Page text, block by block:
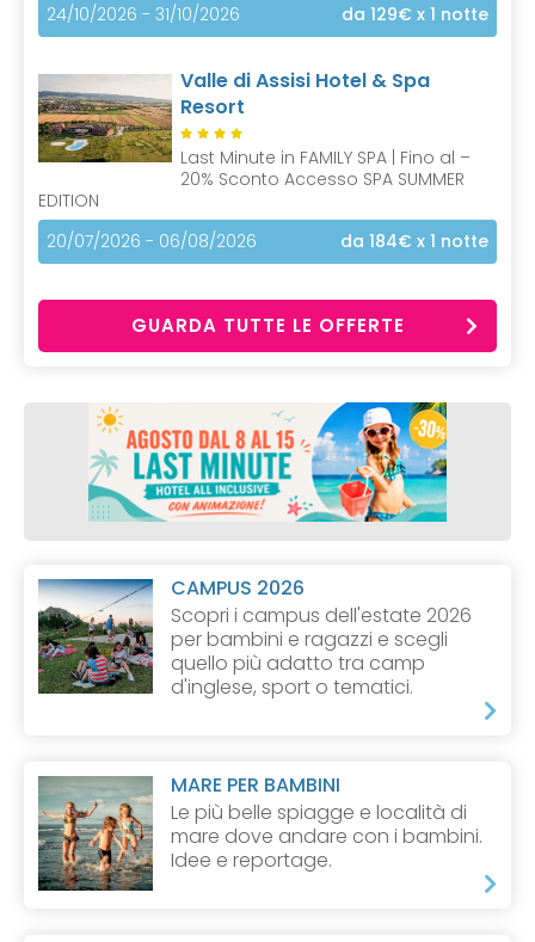
24/10/2026 - 31/10/2026 da 129€ x 1 notte
Valle di Assisi Hotel & Spa
Resort
Last Minute in FAMILY SPA | Fino al –
20% Sconto Accesso SPA SUMMER
EDITION
20/07/2026 - 06/08/2026
da 184€ x 1 notte
GUARDA TUTTE LE OFFERTE
CAMPUS 2026
Scopri i campus dell'estate 2026
per bambini e ragazzi e scegli
quello più adatto tra camp
d'inglese, sport o tematici.
MARE PER BAMBINI
Le più belle spiagge e località di
mare dove andare con i bambini.
Idee e reportage.